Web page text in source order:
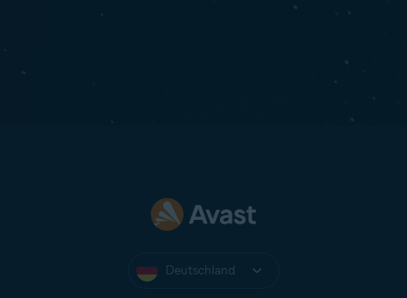
Deutschland